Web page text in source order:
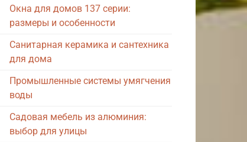
Окна для домов 137 серии:
размеры и особенности
Санитарная керамика и сантехника
для дома
Промышленные системы умягчения
воды
Садовая мебель из алюминия:
выбор для улицы